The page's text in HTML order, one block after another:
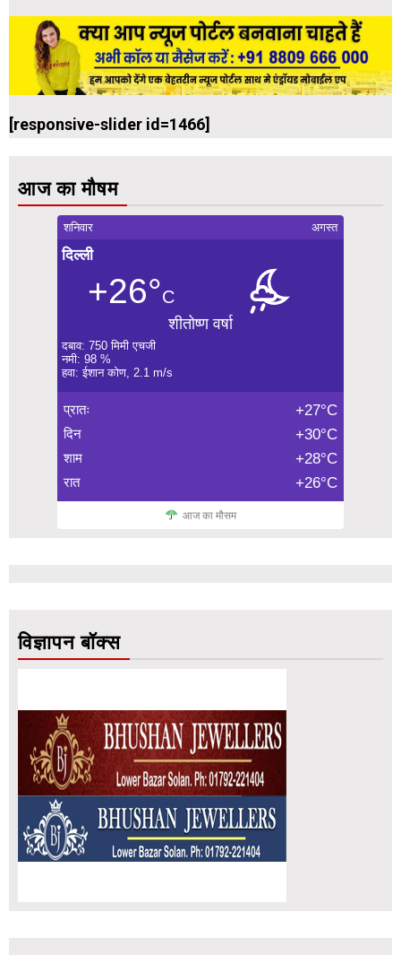
[responsive-slider id=1466]
आज का मौषम
शनिवार अगस्त
दिल्ली
+26°C
शीतोष्ण वर्षा
दबाव: 750 मिमी एचजी
नमी: 98 %
हवा: ईशान कोण, 2.1 m/s
प्रातः +27°C
दिन +30°C
शाम +28°C
रात +26°C
आज का मौसम
विज्ञापन बॉक्स